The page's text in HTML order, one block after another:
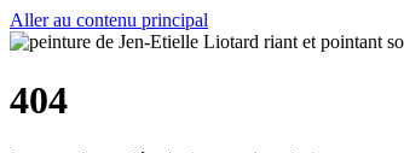
Aller au contenu principal
404